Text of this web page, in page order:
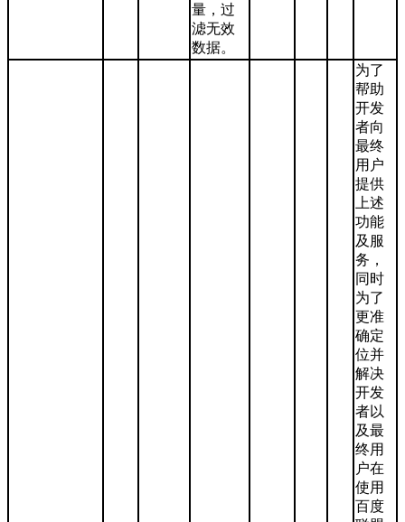
量，过
滤无效
数据。
为了
帮助
开发
者向
最终
用户
提供
上述
功能
及服
务，
同时
为了
更准
确定
位并
解决
开发
者以
及最
终用
户在
使用
百度